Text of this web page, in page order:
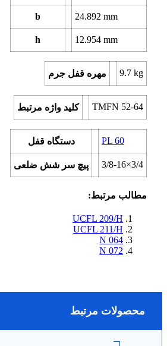
b 24.892mm
h 12.954mm
مهره قفل جرم 9.7kg
کلید واژه مرتبط TMFN 52-64
دستگاه قفل PL 60
پیچ سر شش ضلعی 3/8-16×3/4
مطالب مرتبط:
UCFL 209/H
UCFL 211/H
N 064
N 072
محصولات مرتبط